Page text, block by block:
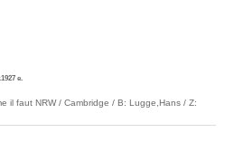
e.
il faut NRW / Cambridge / B: Lugge,Hans / Z: